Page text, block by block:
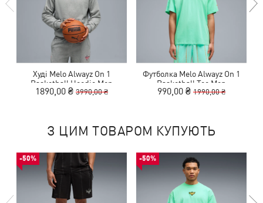
Худі Melo Alwayz On 1
Basketball Hoodie Men
1890,00 ₴ 3990,00 ₴
Футболка Melo Alwayz On 1
Basketball Tee Men
990,00 ₴ 1990,00 ₴
З ЦИМ ТОВАРОМ КУПУЮТЬ
-50% -50%